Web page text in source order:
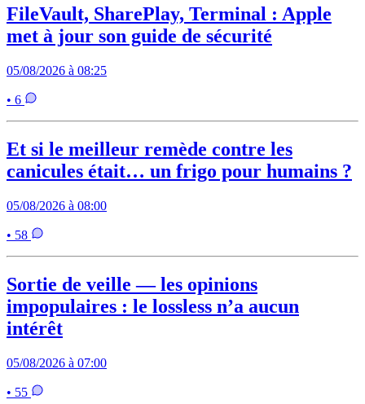
FileVault, SharePlay, Terminal : Apple
met à jour son guide de sécurité
05/08/2026 à 08:25
• 6
Et si le meilleur remède contre les
canicules était… un frigo pour humains ?
05/08/2026 à 08:00
• 58
Sortie de veille — les opinions
impopulaires : le lossless n’a aucun
intérêt
05/08/2026 à 07:00
• 55